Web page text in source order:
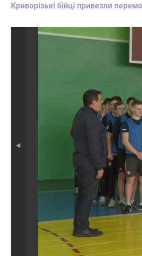
Криворізькі бійці привезли